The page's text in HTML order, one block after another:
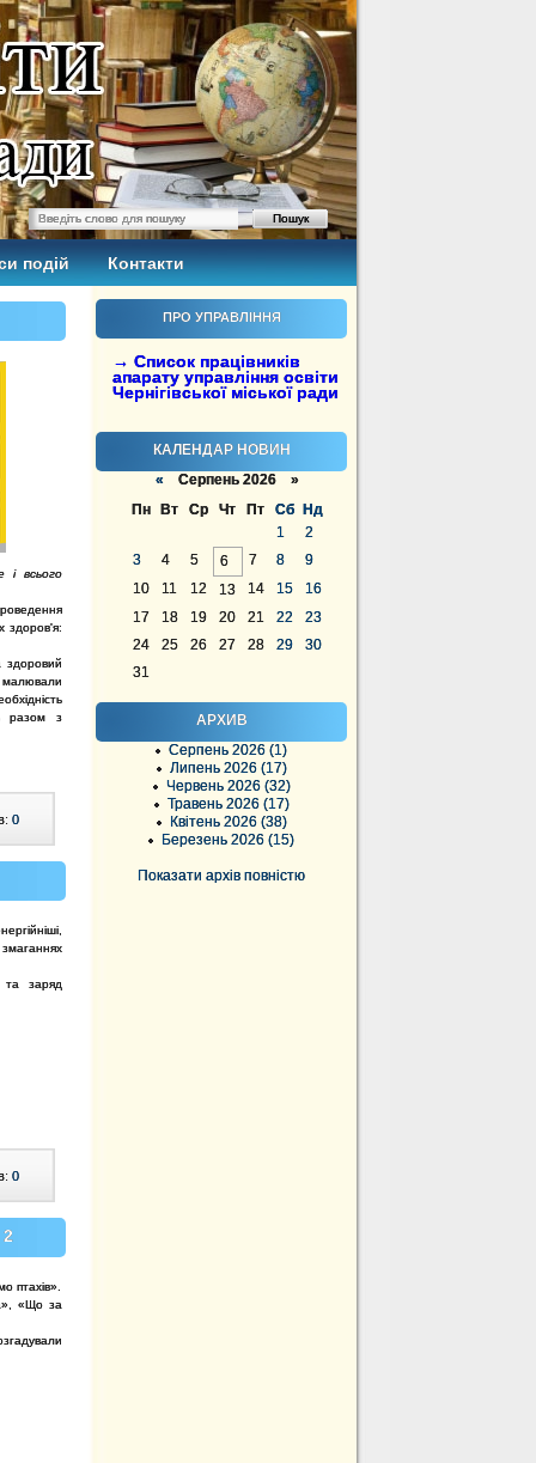
подій Контакти
ПРО УПРАВЛІННЯ
→ Список працівників
апарату управління освіти
Чернігівської міської ради
КАЛЕНДАР НОВИН
« Серпень 2026 »
Пн
Вт Ср Чт Пт Сб
Нд
1
2
3
4 5 6 7 8
9
10
11 12 13 14 15
16
17
18 19 20 21 22
23
24
25 26 27 28 29
30
31
АРХИВ
Серпень 2026 (1)
Липень 2026 (17)
Червень 2026 (32)
Травень 2026 (17)
Квітень 2026 (38)
Березень 2026 (15)
Показати архів повністю
і всього
здоров'я:
малювали
разом з
0
та заряд
0
2
птахів».
«Що за